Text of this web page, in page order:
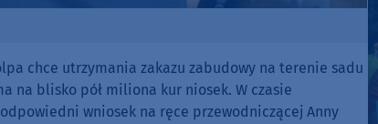
chce utrzymania zakazu zabudowy na terenie sadu
na blisko pół miliona kur niosek. W czasie
odpowiedni wniosek na ręce przewodniczącej Anny